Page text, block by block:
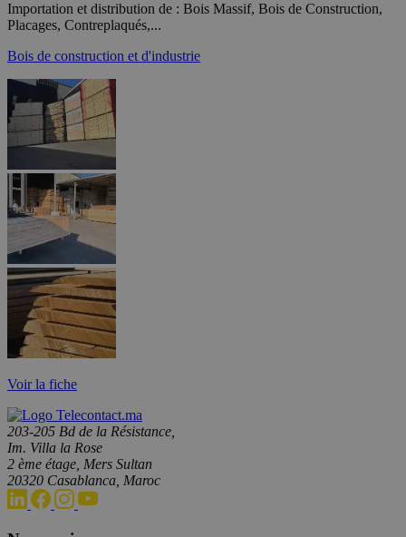
Importation et distribution de : Bois Massif, Bois de Construction,
Placages, Contreplaqués,...
Bois de construction et d'industrie
Voir la fiche
203-205 Bd de la Résistance,
Im. Villa la Rose
2 ème étage, Mers Sultan
20320 Casablanca, Maroc